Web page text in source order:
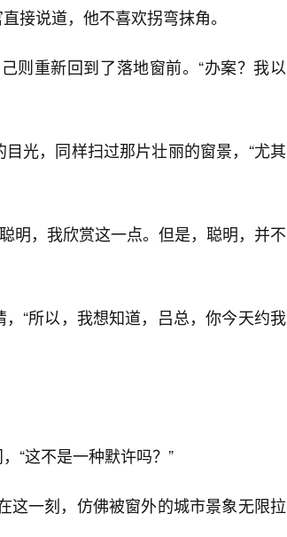
接说道，他不喜欢拐弯抹角。
则重新回到了落地窗前。“办案？我以
光，同样扫过那片壮丽的窗景，“尤其
明，我欣赏这一点。但是，聪明，并不
“所以，我想知道，吕总，你今天约我
“这不是一种默许吗？”
这一刻，仿佛被窗外的城市景象无限拉